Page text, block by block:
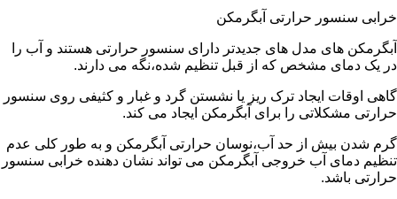
خرابی سنسور حرارتی آبگرمکن
آبگرمکن های مدل های جدیدتر دارای سنسور حرارتی هستند و آب را
در یک دمای مشخص که از قبل تنظیم شده،نگه می دارند.
گاهی اوقات ایجاد ترک ریز یا نشستن گرد و غبار و کثیفی روی سنسور
حرارتی مشکلاتی را برای آبگرمکن ایجاد می کند.
گرم شدن بیش از حد آب،نوسان حرارتی آبگرمکن و به طور کلی عدم
تنظیم دمای آب خروجی آبگرمکن می تواند نشان دهنده خرابی سنسور
حرارتی باشد.